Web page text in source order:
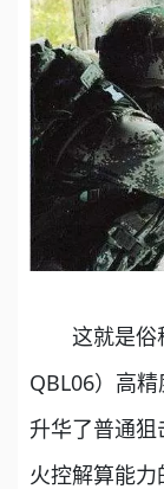
这就是俗
QBL06）高
升华了普通
火控解算能